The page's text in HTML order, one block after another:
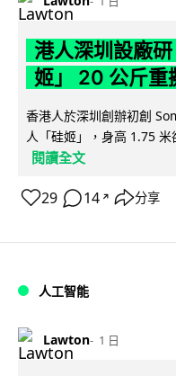
港人深圳設廠
姬」 20 公斤重
香港人於深圳創辦初創
人「硅姬」，身高 1.75
閱讀全文
29 14 ↗ 分享
人工智能
Lawton 1 日